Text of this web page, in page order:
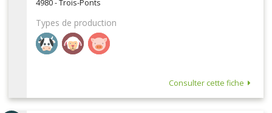
4980 - Trois-Ponts
Types de production
Consulter cette fiche